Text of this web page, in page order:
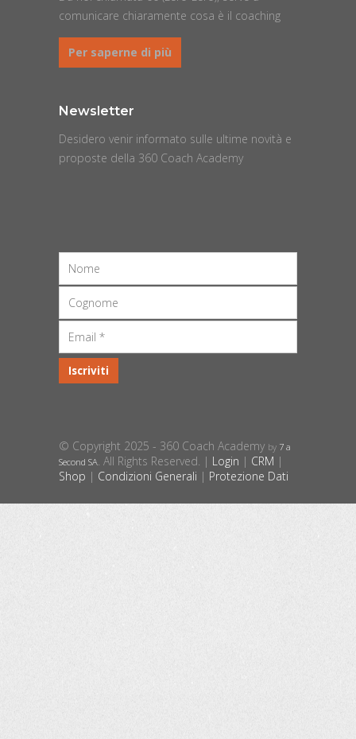
comunicare chiaramente cosa è il coaching
Per saperne di più
Newsletter
Desidero venir informato sulle ultime novità e
proposte della 360 Coach Academy
© Copyright 2025 - 360 Coach Academy by 7 a
Second SA. All Rights Reserved. | Login | CRM |
Shop | Condizioni Generali | Protezione Dati